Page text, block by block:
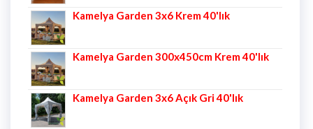
5.00oy aldı
Kamelya Garden 3x6 Krem 40'lık
Kamelya Garden 300x450cm Krem 40'lık
Kamelya Garden 3x6 Açık Gri 40'lık